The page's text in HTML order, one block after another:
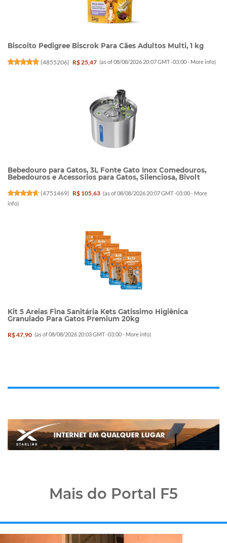
Biscoito Pedigree Biscrok Para Cães Adultos Multi, 1 kg
(4855206) R$ 25,47 (as of 08/08/2026 20:07 GMT -03:00 - More info)
Bebedouro para Gatos, 3L Fonte Gato Inox Comedouros,
Bebedouros e Acessorios para Gatos, Silenciosa, Bivolt
(4751469) R$ 105,63 (as of 08/08/2026 20:07 GMT -03:00 - More
info)
Kit 5 Areias Fina Sanitária Kets Gatissimo Higiênica
Granulado Para Gatos Premium 20kg
R$ 47,90 (as of 08/08/2026 20:03 GMT -03:00 - More info)
Mais do Portal F5